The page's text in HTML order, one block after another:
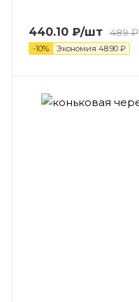
440.10 ₽/шт 489₽
-10% Экономия 48.90 ₽